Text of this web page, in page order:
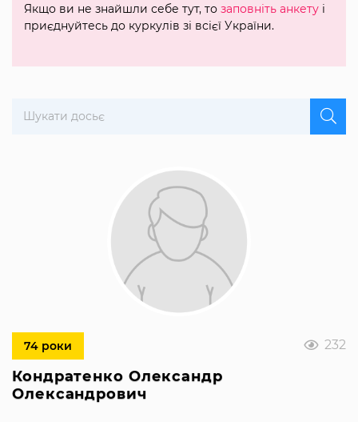
232
74 роки
Кондратенко Олександр
Олександрович
Якщо ви не знайшли себе тут, то заповніть анкету і
приєднуйтесь до куркулів зі всієї України.